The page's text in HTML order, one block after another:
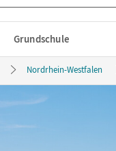
Grundschule
Nordrhein-Westfalen